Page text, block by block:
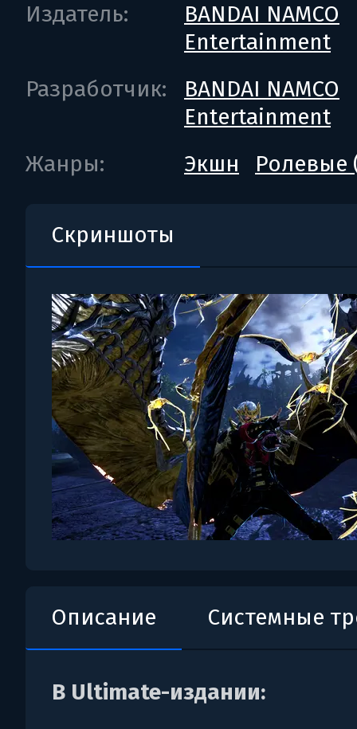
Издатель:
BANDAI NAMCO
Entertainment
Разработчик:
BANDAI NAMCO
Entertainment
Жанры:
Экшн Ролевые
Скриншоты
Описание Системные
В Ultimate-издании: